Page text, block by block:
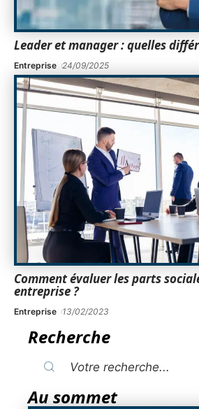
Leader et manager : quelles
Entreprise 24/09/2025
Comment évaluer les parts
entreprise ?
Entreprise 13/02/2023
Recherche
Au sommet